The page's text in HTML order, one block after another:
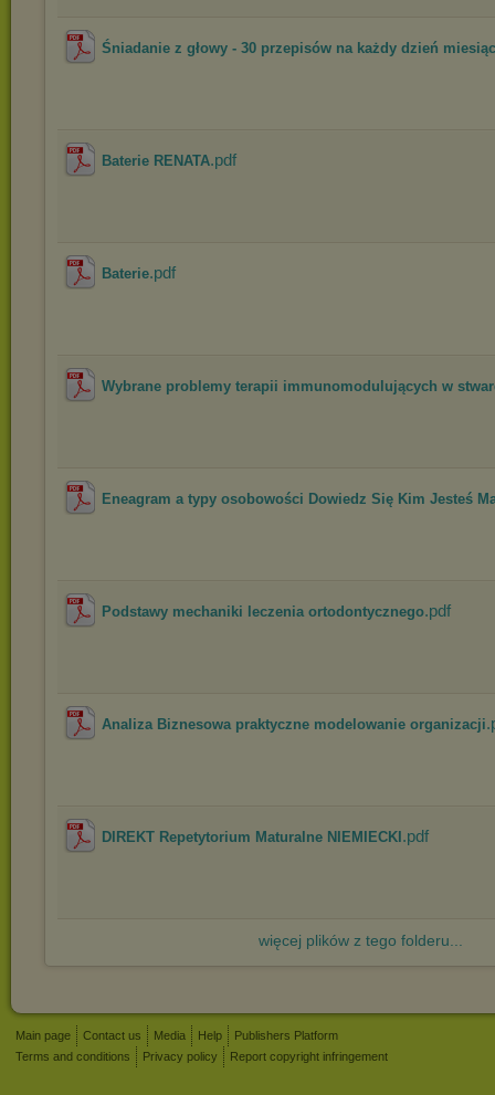
Śniadanie z głowy - 30 przepisów na każdy dzień
Baterie RENATA.pdf
Baterie.pdf
Wybrane problemy terapii immunomodulujących w
Eneagram a typy osobowości Dowiedz Się Kim Jesteś
Podstawy mechaniki leczenia ortodontycznego.pdf
Analiza Biznesowa praktyczne modelowanie organizacji
DIREKT Repetytorium Maturalne NIEMIECKI .pdf
więcej plików z tego folderu...
Main page Contact us Media Help
Publishers Platform
Terms and conditions
Privacy policy Report copyright infringement